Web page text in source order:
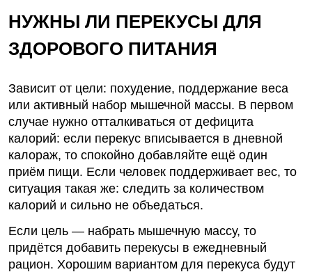
НУЖНЫ ЛИ ПЕРЕКУСЫ ДЛЯ
ЗДОРОВОГО ПИТАНИЯ
Зависит от цели: похудение, поддержание веса
или активный набор мышечной массы. В первом
случае нужно отталкиваться от дефицита
калорий: если перекус вписывается в дневной
калораж, то спокойно добавляйте ещё один
приём пищи. Если человек поддерживает вес, то
ситуация такая же: следить за количеством
калорий и сильно не объедаться.
Если цель — набрать мышечную массу, то
придётся добавить перекусы в ежедневный
рацион. Хорошим вариантом для перекуса будут